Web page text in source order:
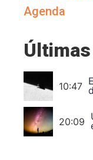
Agenda
10:47
20:09